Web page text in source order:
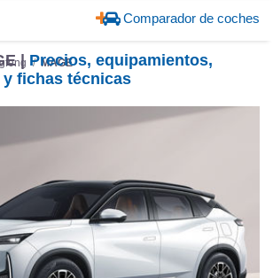
Comparador de coches
MAGE
| Precios, equipamientos,
fichas técnicas